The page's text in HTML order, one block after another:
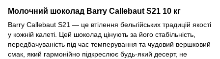
Молочний шоколад Barry Callebaut S21 10 кг
Barry Callebaut S21 — це втілення бельгійських традицій якості
у кожній калеті. Цей шоколад цінують за його стабільність,
передбачуваність під час темперування та чудовий вершковий
смак, який гармонійно підкреслює будь-який десерт, не